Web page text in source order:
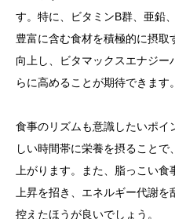
す。特に、ビタミンB群、亜鉛
豊富に含む食材を積極的に摂
向上し、ビタマックスエナジー
らに高めることが期待できます。
食事のリズムも意識したいポイ
しい時間帯に栄養を摂ること
上がります。また、脂っこい
上昇を招き、エネルギー代謝
控えたほうが良いでしょう。